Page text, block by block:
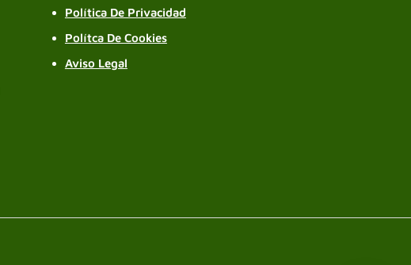
Política De Privacidad
Polítca De Cookies
Aviso Legal